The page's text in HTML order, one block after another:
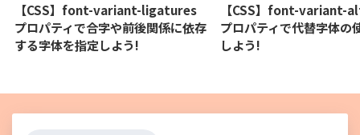
【CSS】font-variant-ligatures
プロパティで合字や前後関係に依存
する字体を指定しよう!
【CSS】font-variant-
プロパティで代替字体の
しよう!